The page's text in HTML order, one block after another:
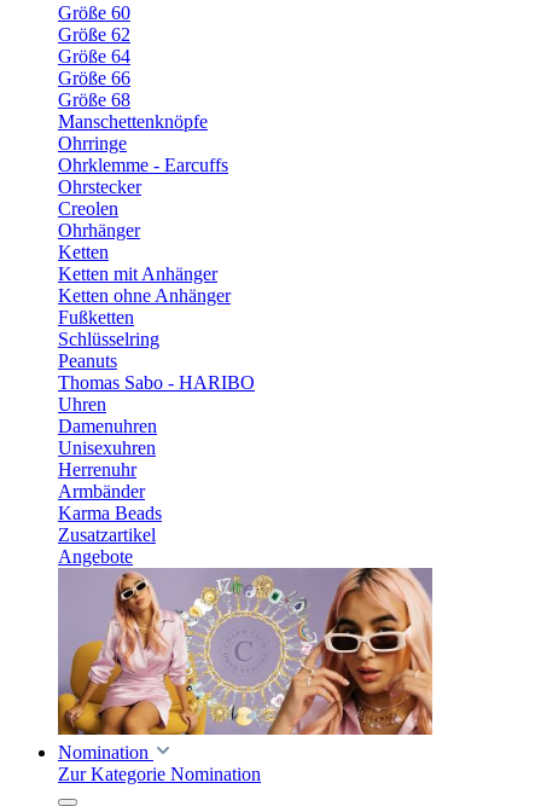
Größe 60
Größe 62
Größe 64
Größe 66
Größe 68
Manschettenknöpfe
Ohrringe
Ohrklemme - Earcuffs
Ohrstecker
Creolen
Ohrhänger
Ketten
Ketten mit Anhänger
Ketten ohne Anhänger
Fußketten
Schlüsselring
Peanuts
Thomas Sabo - HARIBO
Uhren
Damenuhren
Unisexuhren
Herrenuhr
Armbänder
Karma Beads
Zusatzartikel
Angebote
Nomination
Zur Kategorie Nomination